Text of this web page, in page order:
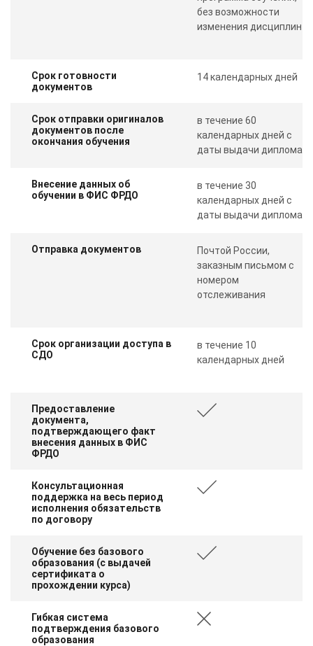
без возможности
изменения дисциплин
Срок готовности
документов
14 календарных дней
Срок отправки оригиналов
документов после
окончания обучения
в течение 60
календарных дней с
даты выдачи диплома
Внесение данных об
обучении в ФИС ФРДО
в течение 30
календарных дней с
даты выдачи диплома
Отправка документов
Почтой России,
заказным письмом с
номером
отслеживания
Срок организации доступа в
СДО
в течение 10
календарных дней
Предоставление
документа,
подтверждающего факт
внесения данных в ФИС
ФРДО
Консультационная
поддержка на весь период
исполнения обязательств
по договору
Обучение без базового
образования (с выдачей
сертификата о
прохождении курса)
Гибкая система
подтверждения базового
образования